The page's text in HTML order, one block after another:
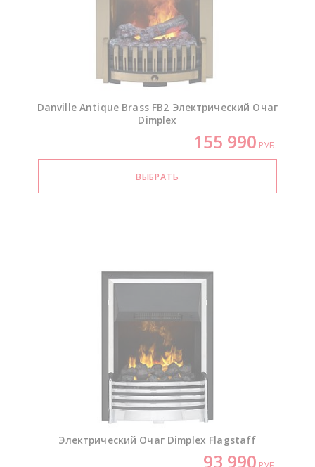
Danville Antique Brass FB2 Электрический Очаг
Dimplex
155 990 РУБ.
Электрический Очаг Dimplex Flagstaff
93 990